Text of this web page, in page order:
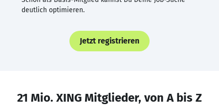
deutlich optimieren.
Jetzt registrieren
21 Mio. XING Mitglieder, von A bis Z